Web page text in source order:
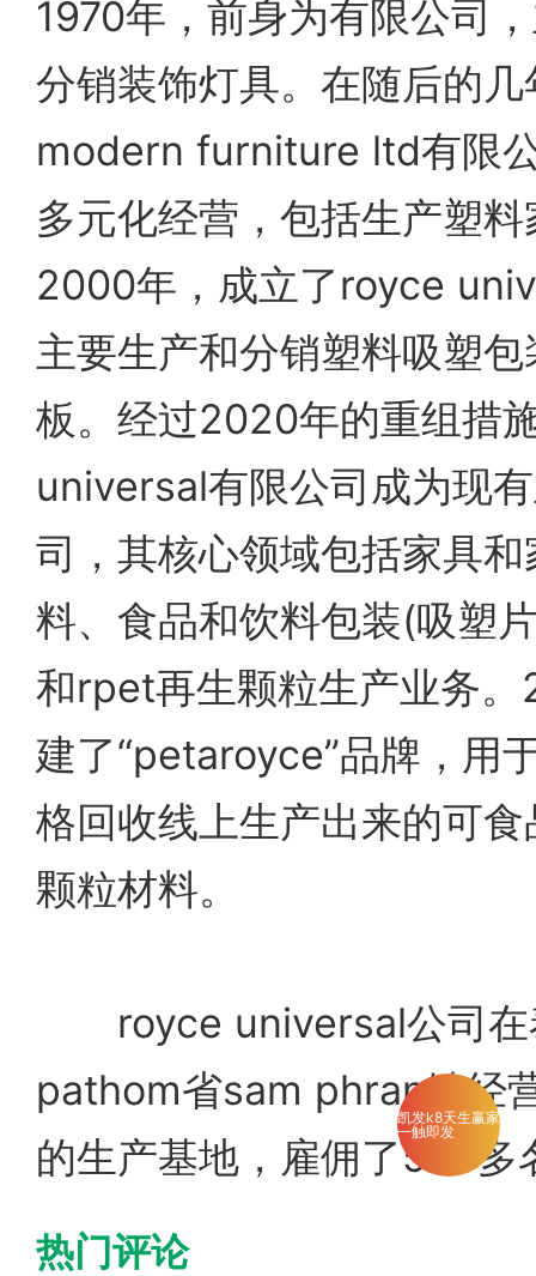
1970年，前身为有限公司
分销装饰灯具。在随后的
modern furniture ltd有限
多元化经营，包括生产塑
2000年，成立了royce
主要生产和分销塑料吸塑
板。经过2020年的重组措
universal有限公司成为现
司，其核心领域包括家具
料、食品和饮料包装(吸塑
和rpet再生颗粒生产业务
建了“petaroyce”品牌，用
格回收线上生产出来的可
颗粒材料。
royce universal公司在
pathom省sam phran镇经
的生产基地，雇佣了500多
热门评论
凯发k8天生赢家
一触即发